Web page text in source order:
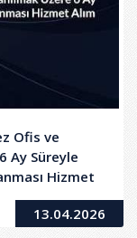
Ofis ve
Ay Süreyle
Hizmet
13.04.2026